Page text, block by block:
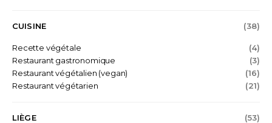
CUISINE (38)
Recette végétale
(4)
Restaurant gastronomique
(3)
Restaurant végétalien (vegan)
(16)
Restaurant végétarien
(21)
LIÈGE (53)